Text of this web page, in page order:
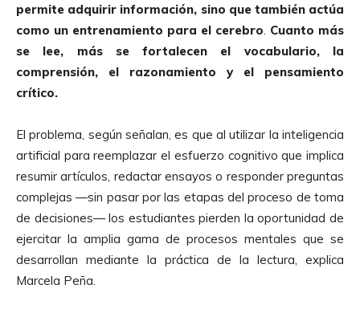
permite adquirir información, sino que también actúa
como un entrenamiento para el cerebro Cuanto más
se lee, más se fortalecen el vocabulario, la
comprensión, el razonamiento y el pensamiento
crítico.
El problema, según señalan, es que al utilizar la inteligencia
artificial para reemplazar el esfuerzo cognitivo que implica
resumir artículos, redactar ensayos o responder preguntas
complejas —sin pasar por las etapas del proceso de toma
de decisiones— los estudiantes pierden la oportunidad de
ejercitar la amplia gama de procesos mentales que se
desarrollan mediante la práctica de la lectura, explica
Marcela Peña.